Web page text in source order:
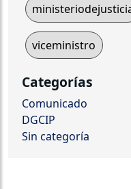
viceministro
Categorías
Comunicado
DGCIP
Sin categoría